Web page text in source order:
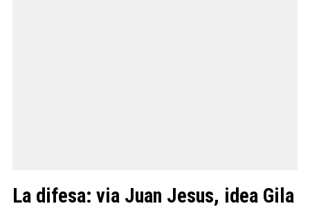
La difesa: via Juan Jesus, idea Gila